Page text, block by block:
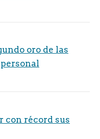
oro de las
con récord sus